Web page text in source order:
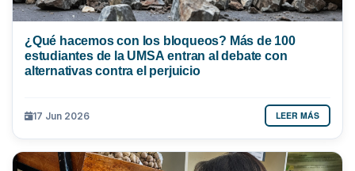
¿Qué hacemos con los bloqueos? Más de 100
estudiantes de la UMSA entran al debate con
alternativas contra el perjuicio
17 Jun 2026 LEER MÁS